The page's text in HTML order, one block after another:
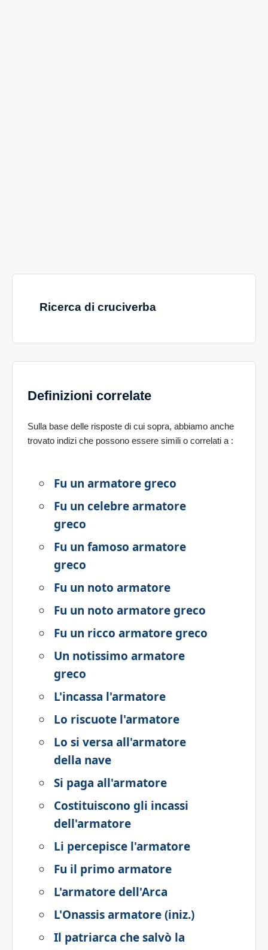
Ricerca di cruciverba
Definizioni correlate
Sulla base delle risposte di cui sopra, abbiamo anche
trovato indizi che possono essere simili o correlati a :
Fu un armatore greco
Fu un celebre armatore
greco
Fu un famoso armatore
greco
Fu un noto armatore
Fu un noto armatore greco
Fu un ricco armatore greco
Un notissimo armatore
greco
L'incassa l'armatore
Lo riscuote l'armatore
Lo si versa all'armatore
della nave
Si paga all'armatore
Costituiscono gli incassi
dell'armatore
Li percepisce l'armatore
Fu il primo armatore
L'armatore dell'Arca
L'Onassis armatore (iniz.)
Il patriarca che salvò la